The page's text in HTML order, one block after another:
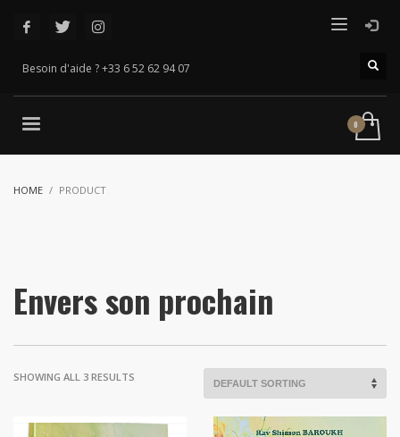
Besoin d'aide ? +33 6 52 62 94 07
HOME PRODUCT
Envers son prochain
SHOWING ALL 3 RESULTS